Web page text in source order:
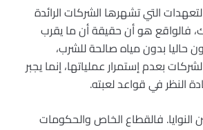
التي تشهرها الشركات الرائدة
فالواقع هو أن حقيقة أن ما يقرب
حاليا بدون مياه صالحة للشرب،
بعدم إستمرار عملياتها، إنما يجبر
النظر في قواعد لعبته.
فالقطاع الخاص والحكومات